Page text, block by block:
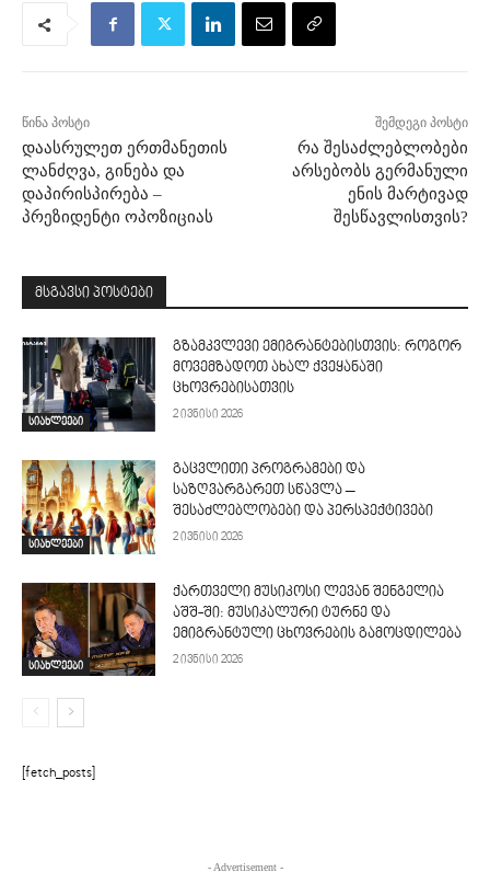
წინა პოსტი
დაასრულეთ ერთმანეთის
ლანძღვა, გინება და
დაპირისპირება –
პრეზიდენტი ოპოზიციას
შემდეგი პოსტი
რა შესაძლებლობები
არსებობს გერმანული
ენის მარტივად
შესწავლისთვის?
მსგავსი პოსტები
სიახლეები
გზამკვლევი ემიგრანტებისთვის: როგორ
მოვემზადოთ ახალ ქვეყანაში
ცხოვრებისათვის
2 ივნისი 2026
სიახლეები
გაცვლითი პროგრამები და
საზღვარგარეთ სწავლა –
შესაძლებლობები და პერსპექტივები
2 ივნისი 2026
სიახლეები
ქართველი მუსიკოსი ლევან შენგელია
აშშ-ში: მუსიკალური ტურნე და
ემიგრანტული ცხოვრების გამოცდილება
2 ივნისი 2026
[fetch_posts]
- Advertisement -